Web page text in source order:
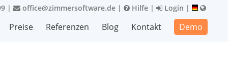
| office@zimmersoftware.de | Hilfe | Login |
Preise Referenzen Blog Kontakt Demo